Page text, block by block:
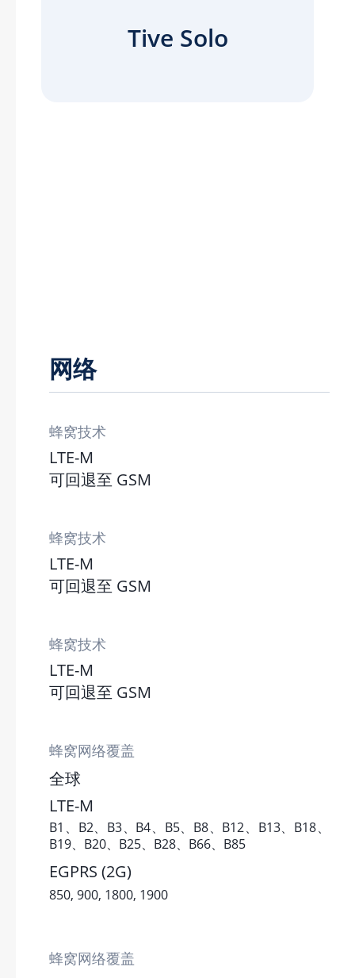
Tive Solo
网络
蜂窝技术
LTE-M
可回退至 GSM
蜂窝技术
LTE-M
可回退至 GSM
蜂窝技术
LTE-M
可回退至 GSM
蜂窝网络覆盖
全球
LTE-M
B1、B2、B3、B4、B5、B8、B12、B13、B18、
B19、B20、B25、B28、B66、B85
EGPRS (2G)
850, 900, 1800, 1900
蜂窝网络覆盖